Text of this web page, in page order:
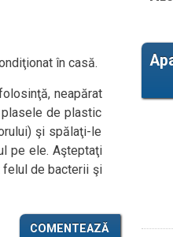
în casă.
neapărat
de plastic
şi spălaţi-le
pe ele. Aşteptaţi
de bacterii şi
COMENTEAZĂ